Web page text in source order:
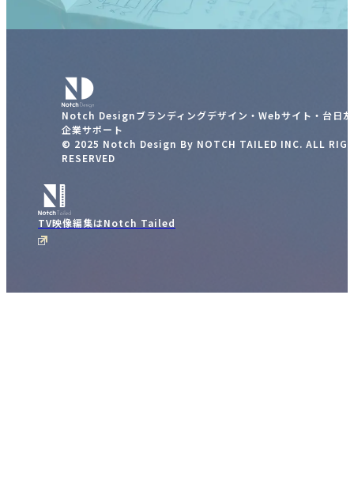
Notch Designブランディングデザイン・Webサイト・台日
企業サポート
© 2025 Notch Design By NOTCH TAILED INC. ALL
RESERVED
TV映像編集はNotch Tailed